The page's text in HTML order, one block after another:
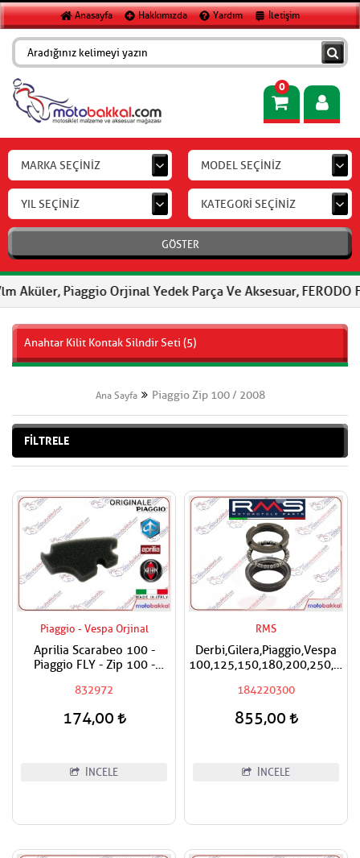
Anasayfa Hakkımızda Yardım İletişim
0
MARKA SEÇİNİZ MODEL SEÇİNİZ
YIL SEÇİNİZ KATEGORİ SEÇİNİZ
GÖSTER
Orjinal Yedek Parça Ve Aksesuar, FERODO Fren
Anahtar Kilit Kontak Silndir Seti (5)
Ana Sayfa Piaggio Zip 100 / 2008
FİLTRELE
Piaggio - Vespa Orjinal
Aprilia Scarabeo 100 -
Piaggio FLY - Zip 100 -
Hava Filtresi
832972
174,00
İNCELE
RMS
Derbi,Gilera,Piaggio,Vespa
Mesnet Maşa Bilyası
184220300
855,00
İNCELE